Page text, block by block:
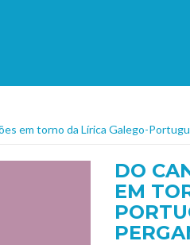
em torno da Lírica Galego-
DO
EM